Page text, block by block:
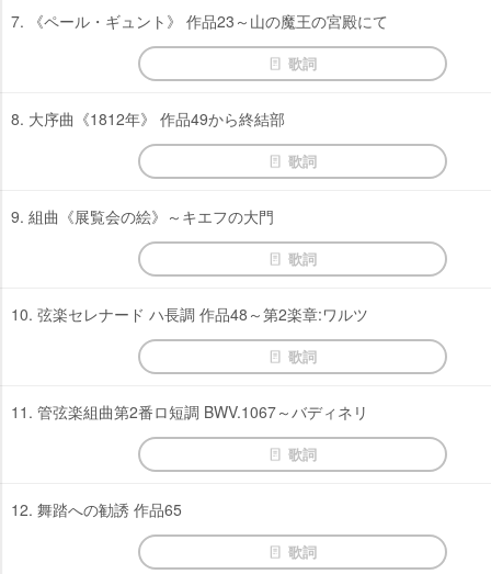
7. 《ペール・ギュント》 作品23～山の魔王の宮殿にて
歌詞
8. 大序曲《1812年》 作品49から終結部
歌詞
9. 組曲《展覧会の絵》～キエフの大門
歌詞
10. 弦楽セレナード ハ長調 作品48～第2楽章:ワルツ
歌詞
11. 管弦楽組曲第2番ロ短調 BWV.1067～バディネリ
歌詞
12. 舞踏への勧誘 作品65
歌詞